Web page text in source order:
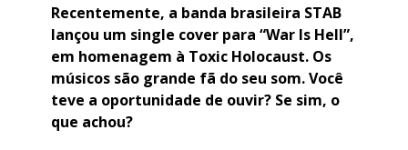
Recentemente, a banda brasileira STAB
lançou um single cover para “War Is Hell”,
em homenagem à Toxic Holocaust. Os
músicos são grande fã do seu som. Você
teve a oportunidade de ouvir? Se sim, o
que achou?